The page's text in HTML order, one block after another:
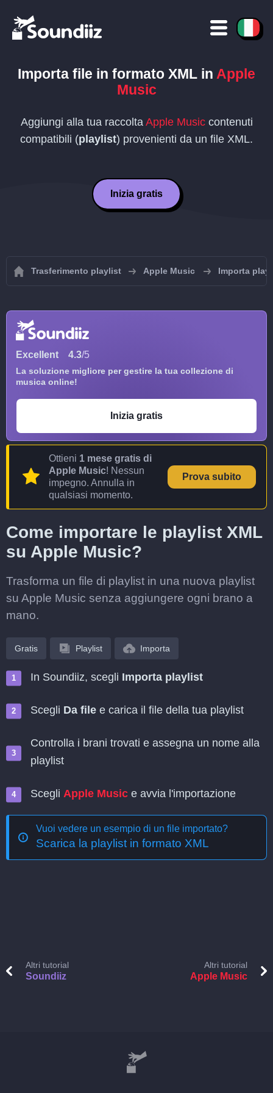
Importa file in formato XML in Apple
Music
Aggiungi alla tua raccolta Apple Musiccontenuti
compatibili (playlist) provenienti da un file XML.
Inizia gratis
Trasferimento playlist Apple Music Importa
Excellent 4.3/5
La soluzione migliore per gestire la tua collezione di
musica online!
Inizia gratis
Ottieni 1 mese gratis di
Apple Music! Nessun
impegno. Annulla in
qualsiasi momento.
Prova subito
Come importare le playlist XML
su Apple Music?
Trasforma un file di playlist in una nuova playlist
su Apple Music senza aggiungere ogni brano a
mano.
Gratis Playlist Importa
In Soundiiz, scegli Importa playlist
Scegli Da file e carica il file della tua playlist
Controlla i brani trovati e assegna un nome alla
playlist
Scegli Apple Music e avvia l'importazione
Vuoi vedere un esempio di un file importato?
Scarica la playlist in formato XML
Altri tutorial
Soundiiz
Altri tutorial
Apple Music